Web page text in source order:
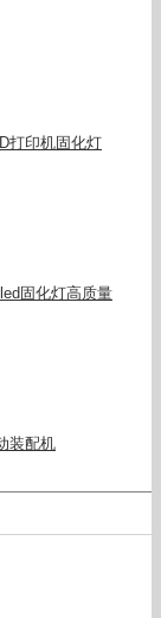
打印机固化灯
固化灯高质量
装配机